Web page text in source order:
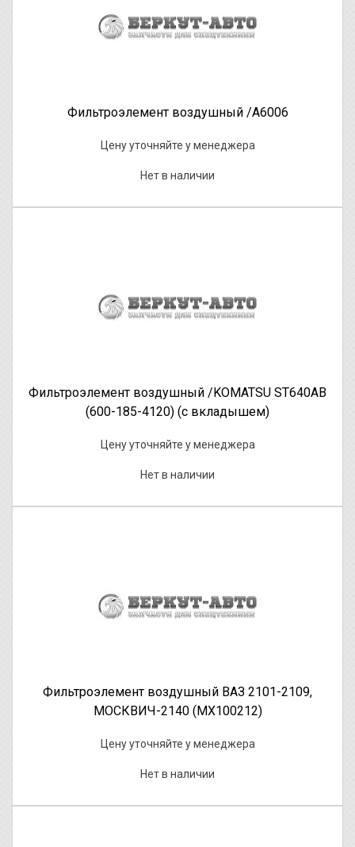
Фильтроэлемент воздушный /A6006
Цену уточняйте у менеджера
Нет в наличии
Фильтроэлемент воздушный /KOMATSU ST640AB
(600-185-4120) (с вкладышем)
Цену уточняйте у менеджера
Нет в наличии
Фильтроэлемент воздушный ВАЗ 2101-2109,
МОСКВИЧ-2140 (МХ100212)
Цену уточняйте у менеджера
Нет в наличии